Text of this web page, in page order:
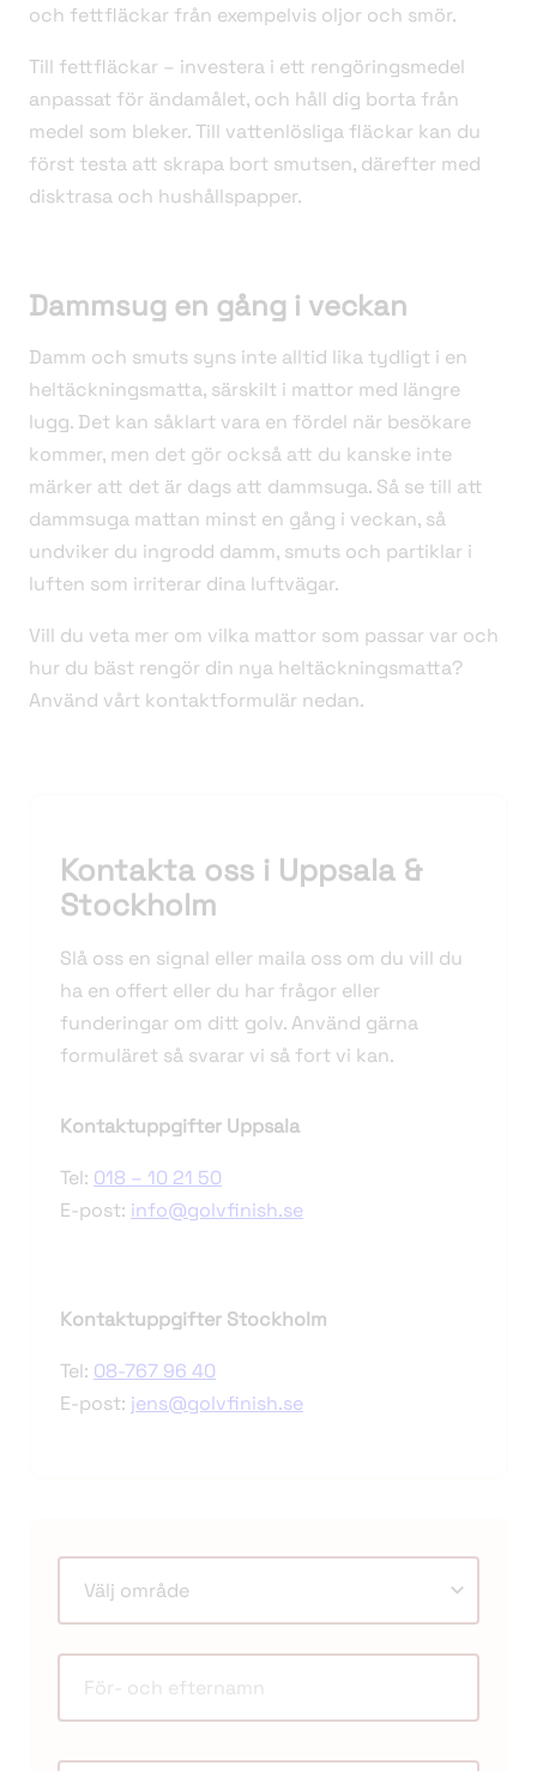
och fettfläckar från exempelvis oljor och smör.
Till fettfläckar – investera i ett rengöringsmedel
anpassat för ändamålet, och håll dig borta från
medel som bleker. Till vattenlösliga fläckar kan du
först testa att skrapa bort smutsen, därefter med
disktrasa och hushållspapper.
Dammsug en gång i veckan
Damm och smuts syns inte alltid lika tydligt i en
heltäckningsmatta, särskilt i mattor med längre
lugg. Det kan såklart vara en fördel när besökare
kommer, men det gör också att du kanske inte
märker att det är dags att dammsuga. Så se till att
dammsuga mattan minst en gång i veckan, så
undviker du ingrodd damm, smuts och partiklar i
luften som irriterar dina luftvägar.
Vill du veta mer om vilka mattor som passar var och
hur du bäst rengör din nya heltäckningsmatta?
Använd vårt kontaktformulär nedan.
Kontakta oss i Uppsala &
Stockholm
Slå oss en signal eller maila oss om du vill du
ha en offert eller du har frågor eller
funderingar om ditt golv. Använd gärna
formuläret så svarar vi så fort vi kan.
Kontaktuppgifter Uppsala
Tel: 018 – 10 21 50
E-post: info@golvfinish.se
Kontaktuppgifter Stockholm
Tel: 08-767 96 40
E-post: jens@golvfinish.se